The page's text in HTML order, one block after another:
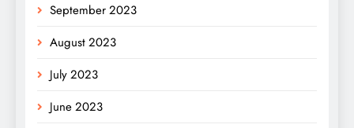
September 2023
August 2023
July 2023
June 2023